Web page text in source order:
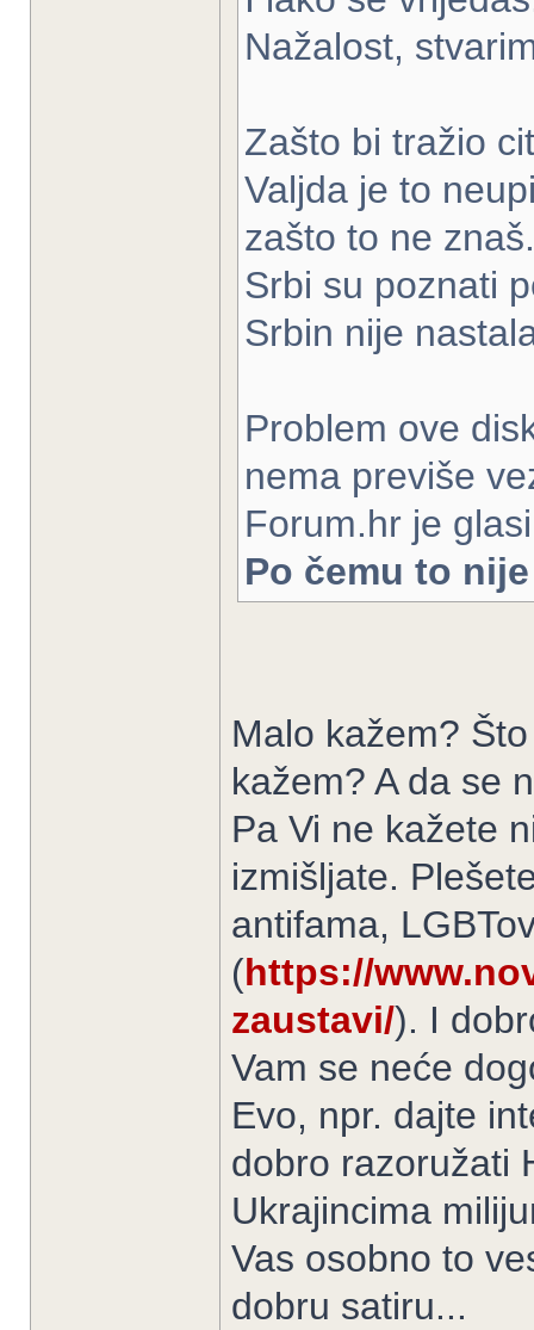
Nažalost,
Zašto bi tražio
Valjda je to
zašto to ne znaš.
Srbi su poznati
Srbin nije
Problem ove
nema previše
Forum.hr je
Po čemu to
Malo kažem?
kažem? A da se
Pa Vi ne kažete
izmišljate.
antifama,
(https://
zaustavi/). I
Vam se neće
Evo, npr. dajte
dobro razoružati
Ukrajincima
Vas osobno to
dobru satiru...